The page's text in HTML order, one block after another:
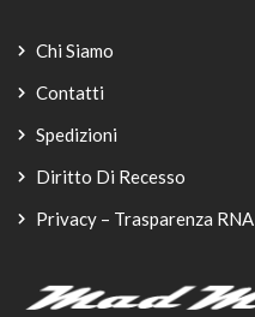
Chi Siamo
Contatti
Spedizioni
Diritto Di Recesso
Privacy – Trasparenza RNA